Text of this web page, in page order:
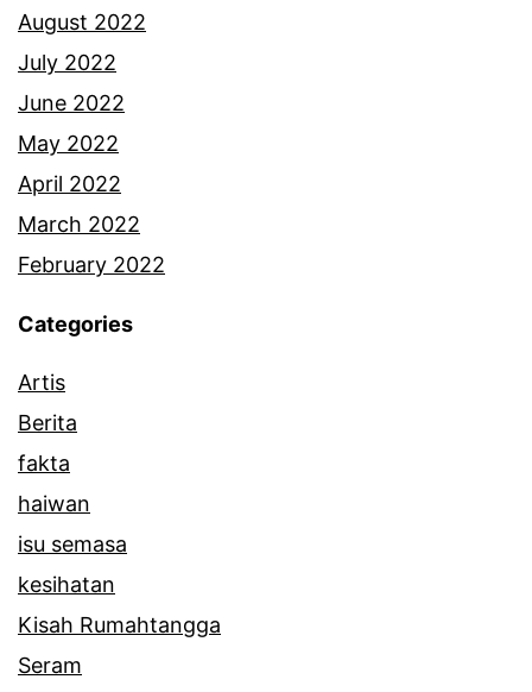
August 2022
July 2022
June 2022
May 2022
April 2022
March 2022
February 2022
Categories
Artis
Berita
fakta
haiwan
isu semasa
kesihatan
Kisah Rumahtangga
Seram